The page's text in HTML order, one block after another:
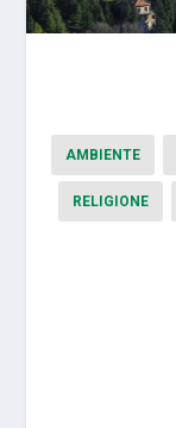
AMBIENTE
RELIGIONE